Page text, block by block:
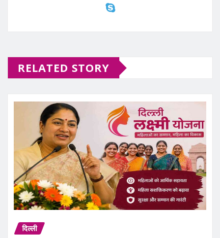
RELATED STORY
दिल्ली